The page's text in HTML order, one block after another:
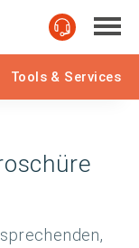
Tools & Services